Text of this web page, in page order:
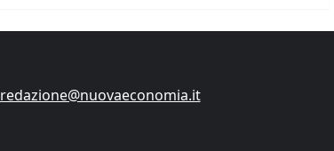
redazione@nuovaeconomia.it